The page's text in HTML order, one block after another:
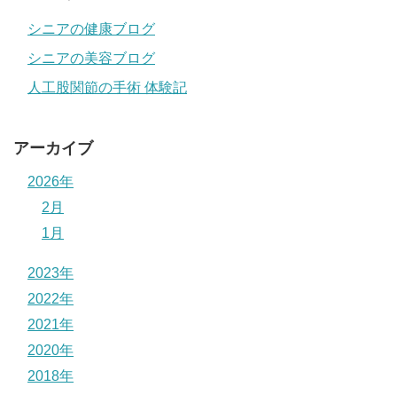
シニアの健康ブログ
シニアの美容ブログ
人工股関節の手術 体験記
アーカイブ
2026年
2月
1月
2023年
2022年
2021年
2020年
2018年